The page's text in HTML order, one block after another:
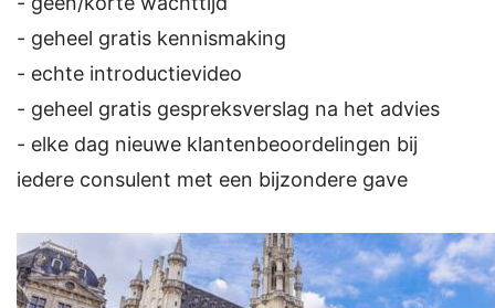
- geheel gratis kennismaking
- echte introductievideo
- geheel gratis gespreksverslag na het advies
- elke dag nieuwe klantenbeoordelingen bij
iedere consulent met een bijzondere gave